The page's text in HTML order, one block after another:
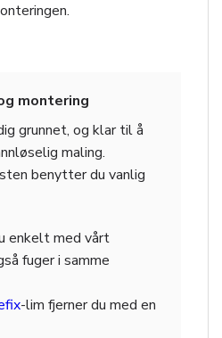
montering
grunnet, og klar til å
maling.
benytter du vanlig
enkelt med vårt
fuger i samme
-lim fjerner du med en